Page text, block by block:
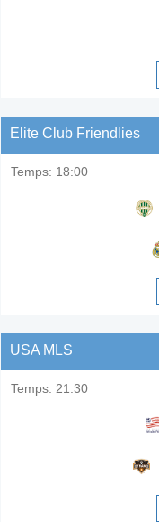
Elite Club Friendlies
Temps: 18:00
USA MLS
Temps: 21:30